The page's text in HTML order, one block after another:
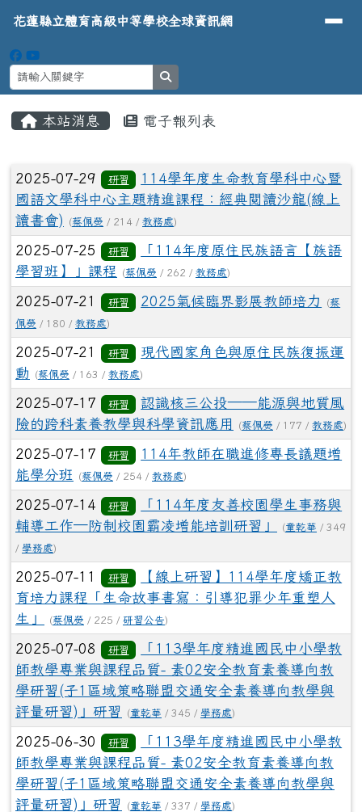
花蓮縣立體育高級中等學校全球資
導覽列
花蓮縣立體育高級中等學校全球資訊網
本站消息 電子報列表
文章列表
2025-07-29 研習
114學年度生命教育學科中心暨
國語文學科中心主題精進課程：經典閱讀沙龍(線上
讀書會)
(蔡佩熒 / 214 / 教務處)
2025-07-25 研習
「114年度原住民族語言【族語
學習班】」課程
(蔡佩熒 / 262 / 教務處)
2025-07-21 研習 2025氣候臨界影展教師培力 (蔡
佩熒 / 180 / 教務處)
2025-07-21 研習
現代國家角色與原住民族復振運
動
(蔡佩熒 / 163 / 教務處)
2025-07-17 研習
認識核三公投——能源與地質風
險的跨科素養教學與科學資訊應用
(蔡佩熒 / 177 / 教務處)
2025-07-17 研習
114年教師在職進修專長議題增
能學分班
(蔡佩熒 / 254 / 教務處)
2025-07-14 研習
「114年度友善校園學生事務與
輔導工作─防制校園霸凌增能培訓研習」
(童乾華 / 349
/ 學務處)
2025-07-11 研習
【線上研習】114學年度矯正教
育培力課程「生命故事書寫：引導犯罪少年重塑人
生」
(蔡佩熒 / 225 / 研習公告)
2025-07-08 研習
「113學年度精進國民中小學教
師教學專業與課程品質- 素02安全教育素養導向教
學研習(子1區域策略聯盟交通安全素養導向教學與
評量研習)」研習
(童乾華 / 345 / 學務處)
2025-06-30 研習
「113學年度精進國民中小學教
師教學專業與課程品質- 素02安全教育素養導向教
學研習(子1區域策略聯盟交通安全素養導向教學與
評量研習)」研習
(童乾華 / 337 / 學務處)